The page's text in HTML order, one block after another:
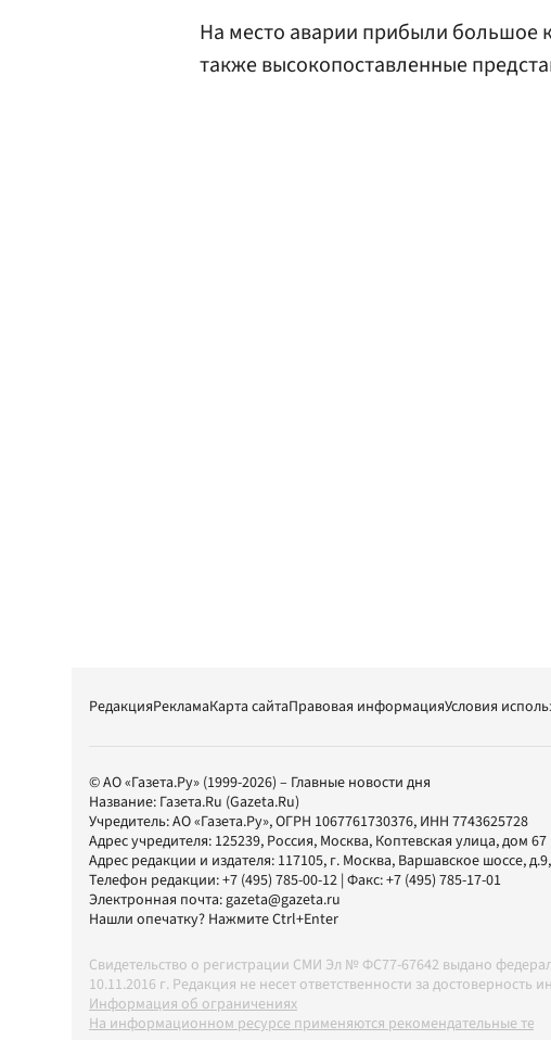
На место аварии прибыли большое
также высокопоставленные
РедакцияРекламаКарта сайтаПравовая информацияУсловия
© АО «Газета.Ру» (1999-2026) – Главные новости дня
Название: Газета.Ru (Gazeta.Ru)
Учредитель:АО «Газета.Ру», ОГРН 1067761730376, ИНН 7743625728
Адрес учредителя: 125239, Россия, Москва, Коптевская улица, дом 67
Адрес редакции и издателя: 117105, г. Москва, Варшавское шоссе,
Телефон редакции:+7 (495) 785-00-12 | Факс:+7 (495) 785-17-01
Электронная почта:gazeta@gazeta.ru
Нашли опечатку? Нажмите Ctrl+Enter
Свидетельство о регистрации СМИ Эл № ФС77-67642 выдано
10.11.2016 г. Редакция не несет ответственности за
Информация об ограничениях
На информационном ресурсе применяются рекомендательные